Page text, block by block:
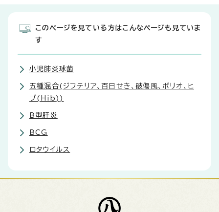
このページを見ている方はこんなページも見ていま
す
小児肺炎球菌
五種混合(ジフテリア、百日せき、破傷風、ポリオ、ヒ
ブ(Hib))
B型肝炎
BCG
ロタウイルス